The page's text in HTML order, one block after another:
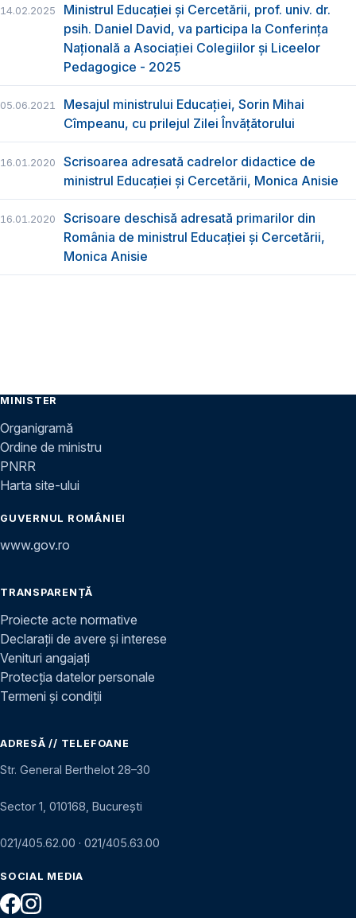
14.02.2025
Ministrul Educației și Cercetării, prof. univ. dr.
psih. Daniel David, va participa la Conferința
Națională a Asociației Colegiilor și Liceelor
Pedagogice - 2025
05.06.2021
Mesajul ministrului Educației, Sorin Mihai
Cîmpeanu, cu prilejul Zilei Învățătorului
16.01.2020
Scrisoarea adresată cadrelor didactice de
ministrul Educației și Cercetării, Monica Anisie
16.01.2020
Scrisoare deschisă adresată primarilor din
România de ministrul Educației și Cercetării,
Monica Anisie
MINISTER
Organigramă
Ordine de ministru
PNRR
Harta site-ului
GUVERNUL ROMÂNIEI
www.gov.ro
TRANSPARENȚĂ
Proiecte acte normative
Declarații de avere și interese
Venituri angajați
Protecția datelor personale
Termeni și condiții
ADRESĂ // TELEFOANE
Str. General Berthelot 28–30
Sector 1, 010168, București
021/405.62.00 · 021/405.63.00
SOCIAL MEDIA